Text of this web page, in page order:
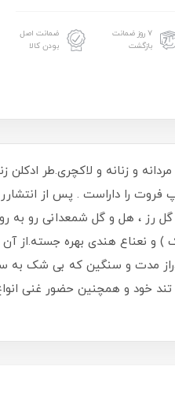
۷ روز ضمانت
بازگشت
ضمانت اصل
بودن کالا
و زنانه و لاکچری.طر ادکلن
را داراست . پس از انتشارر
رز ، هل و گل شمعدانی رو به
و نعناع هندی بهره جسته.از
دراز مدت و سنگین که بی شک
و همچنین حضور غنی انواع